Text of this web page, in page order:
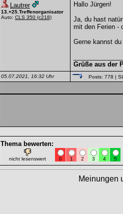
Lautrer
13.+25.Treffenorganisator
Auto: CLS 350 (c218)
Hallo Jürgen!
Ja, du hast
mit den Ferien -
Gerne kannst
Grüße aus der
05.07.2021, 16:32 Uhr Posts: 778 |
Thema bewerten:
nicht lesenswert 0 1 2 3 4 5
Meinungen